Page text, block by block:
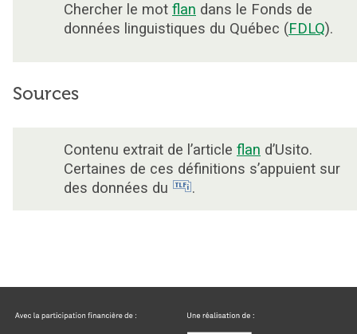
Chercher le mot flan dans le Fonds de
données linguistiques du Québec (FDLQ).
Sources
Contenu extrait de l’article flan d’Usito.
Certaines de ces définitions s’appuient sur
des données du
.